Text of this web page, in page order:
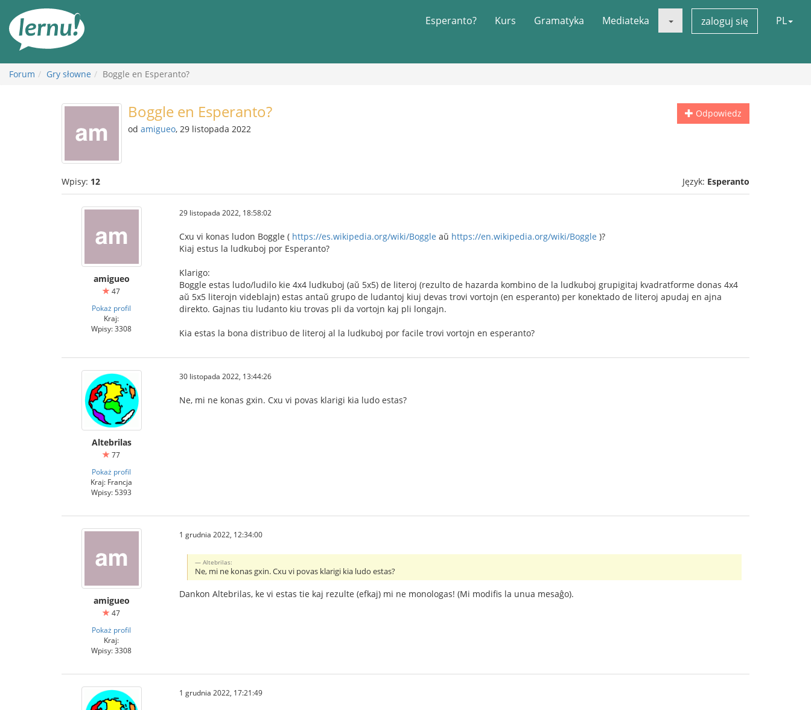
Esperanto? Kurs Gramatyka Mediateka zaloguj się PL
Forum Gry słowne Boggle en Esperanto?
Odpowiedz
Boggle en Esperanto?
od amigueo, 29 listopada 2022
Wpisy: 12 Język: Esperanto
amigueo
47
Pokaż profil
Kraj:
Wpisy: 3308
29 listopada 2022, 18:58:02
Cxu vi konas ludon Boggle ( https://es.wikipedia.org/wiki/Boggle aŭ https://en.wikipedia.org/wiki/Boggle )?
Kiaj estus la ludkuboj por Esperanto?
Klarigo:
Boggle estas ludo/ludilo kie 4x4 ludkuboj (aŭ 5x5) de literoj (rezulto de hazarda kombino de la ludkuboj grupigitaj kvadratforme donas 4x4
aŭ 5x5 literojn videblajn) estas antaŭ grupo de ludantoj kiuj devas trovi vortojn (en esperanto) per konektado de literoj apudaj en ajna
direkto. Gajnas tiu ludanto kiu trovas pli da vortojn kaj pli longajn.
Kia estas la bona distribuo de literoj al la ludkuboj por facile trovi vortojn en esperanto?
Altebrilas
77
Pokaż profil
Kraj: Francja
Wpisy: 5393
30 listopada 2022, 13:44:26
Ne, mi ne konas gxin. Cxu vi povas klarigi kia ludo estas?
amigueo
47
Pokaż profil
Kraj:
Wpisy: 3308
1 grudnia 2022, 12:34:00
Altebrilas:
Ne, mi ne konas gxin. Cxu vi povas klarigi kia ludo estas?
Dankon Altebrilas, ke vi estas tie kaj rezulte (efkaj) mi ne monologas! (Mi modifis la unua mesaĝo).
1 grudnia 2022, 17:21:49